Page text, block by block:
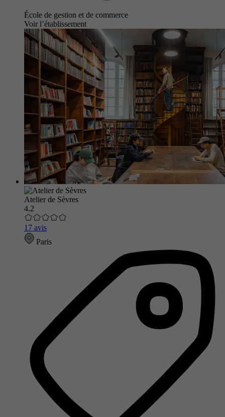
École de gestion et de commerce
Voir l’établissement
Atelier de Sèvres
4.2
17 avis
Paris